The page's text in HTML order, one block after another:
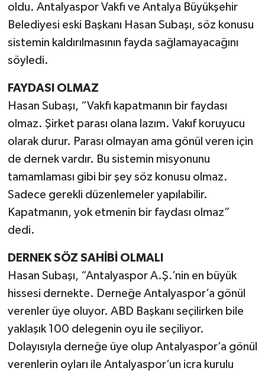
oldu. Antalyaspor Vakfı ve Antalya Büyükşehir
Belediyesi eski Başkanı Hasan Subaşı, söz konusu
sistemin kaldırılmasının fayda sağlamayacağını
söyledi.
FAYDASI OLMAZ
Hasan Subaşı, “Vakfı kapatmanın bir faydası
olmaz. Şirket parası olana lazım. Vakıf koruyucu
olarak durur. Parası olmayan ama gönül veren için
de dernek vardır. Bu sistemin misyonunu
tamamlaması gibi bir şey söz konusu olmaz.
Sadece gerekli düzenlemeler yapılabilir.
Kapatmanın, yok etmenin bir faydası olmaz”
dedi.
DERNEK SÖZ SAHİBİ OLMALI
Hasan Subaşı, “Antalyaspor A.Ş.’nin en büyük
hissesi dernekte. Derneğe Antalyaspor’a gönül
verenler üye oluyor. ABD Başkanı seçilirken bile
yaklaşık 100 delegenin oyu ile seçiliyor.
Dolayısıyla derneğe üye olup Antalyaspor’a gönül
verenlerin oyları ile Antalyaspor’un icra kurulu